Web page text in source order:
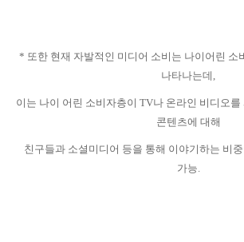
* 또한 현재 자발적인 미디어 소비는 나이어린 소
나타나는데
이는 나이 어린 소비자층이 TV나 온라인 비디오
콘텐츠에 대해
친구들과 소셜미디어 등을 통해 이야기하는 비
가능